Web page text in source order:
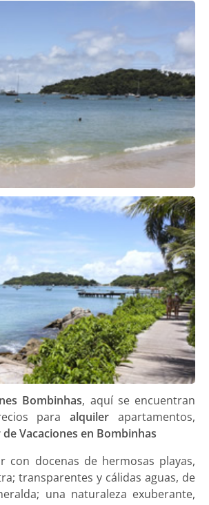
Bombinhas, aquí se encuentran
paraalquiler apartamentos,
Vacaciones en Bombinhas
con docenas de hermosas playas,
transparentes y cálidas aguas, de
una naturaleza exuberante,